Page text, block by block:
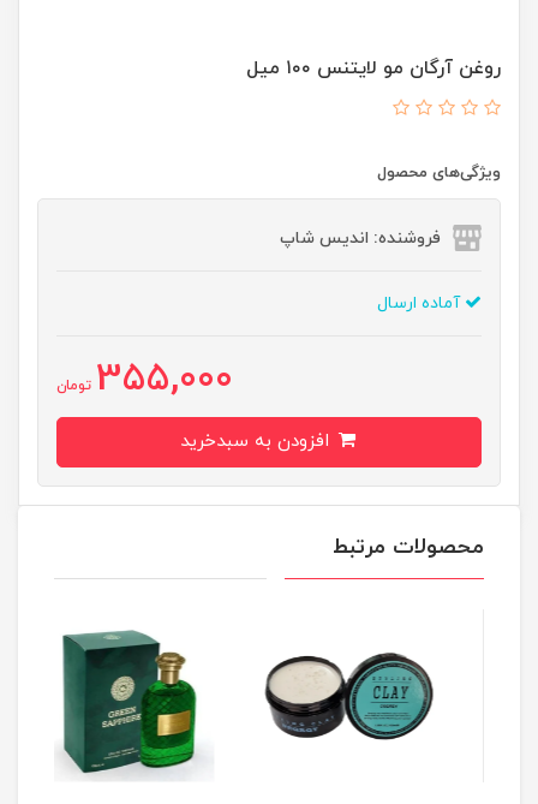
روغن آرگان مو لایتنس ۱۰۰ میل
ویژگی‌های محصول
فروشنده: اندیس شاپ
آماده ارسال
355,000 تومان
محصولات مرتبط